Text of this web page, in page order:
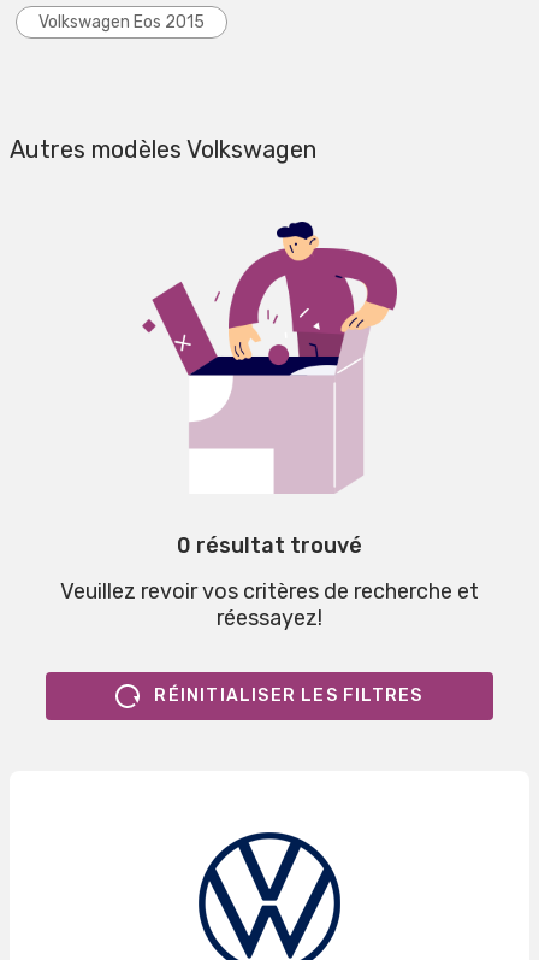
Volkswagen Eos 2015
Autres modèles Volkswagen
0 résultat trouvé
Veuillez revoir vos critères de recherche et
réessayez!
RÉINITIALISER LES FILTRES